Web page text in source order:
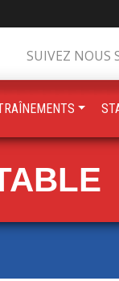
SUIVEZ NOUS